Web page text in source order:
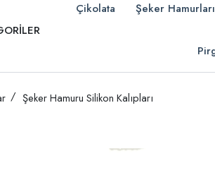
Çikolata Şeker Hamurları
Şeker Hamuru Silikon Kalıpları